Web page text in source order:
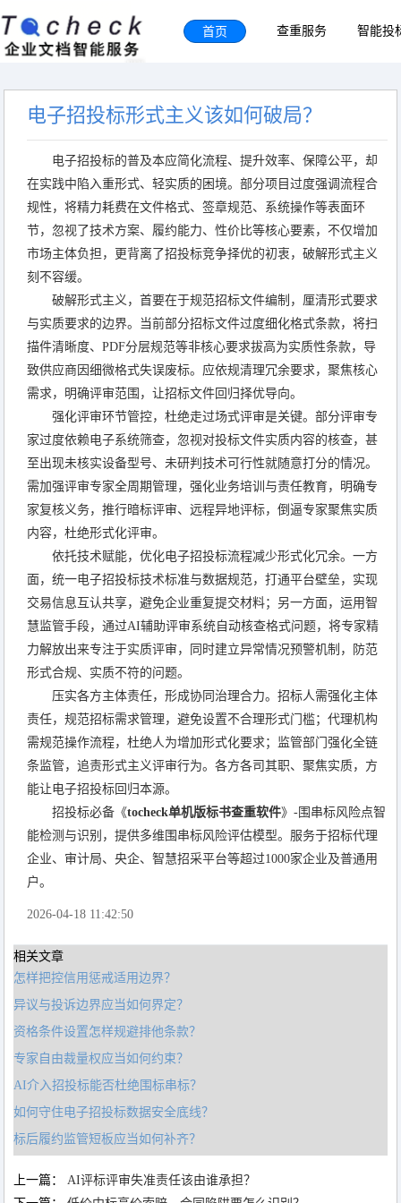
首页 查重服务 智能投
电子招投标形式主义该如何破局？
电子招投标的普及本应简化流程、提升效率、保障公平，却
在实践中陷入重形式、轻实质的困境。部分项目过度强调流程合
规性，将精力耗费在文件格式、签章规范、系统操作等表面环
节，忽视了技术方案、履约能力、性价比等核心要素，不仅增加
市场主体负担，更背离了招投标竞争择优的初衷，破解形式主义
刻不容缓。
破解形式主义，首要在于规范招标文件编制，厘清形式要求
与实质要求的边界。当前部分招标文件过度细化格式条款，将扫
描件清晰度、PDF分层规范等非核心要求拔高为实质性条款，导
致供应商因细微格式失误废标。应依规清理冗余要求，聚焦核心
需求，明确评审范围，让招标文件回归择优导向。
强化评审环节管控，杜绝走过场式评审是关键。部分评审专
家过度依赖电子系统筛查，忽视对投标文件实质内容的核查，甚
至出现未核实设备型号、未研判技术可行性就随意打分的情况。
需加强评审专家全周期管理，强化业务培训与责任教育，明确专
家复核义务，推行暗标评审、远程异地评标，倒逼专家聚焦实质
内容，杜绝形式化评审。
依托技术赋能，优化电子招投标流程减少形式化冗余。一方
面，统一电子招投标技术标准与数据规范，打通平台壁垒，实现
交易信息互认共享，避免企业重复提交材料；另一方面，运用智
慧监管手段，通过AI辅助评审系统自动核查格式问题，将专家精
力解放出来专注于实质评审，同时建立异常情况预警机制，防范
形式合规、实质不符的问题。
压实各方主体责任，形成协同治理合力。招标人需强化主体
责任，规范招标需求管理，避免设置不合理形式门槛；代理机构
需规范操作流程，杜绝人为增加形式化要求；监管部门强化全链
条监管，追责形式主义评审行为。各方各司其职、聚焦实质，方
能让电子招投标回归本源。
招投标必备《tocheck单机版标书查重软件》-围串标风险点智
能检测与识别，提供多维围串标风险评估模型。服务于招标代理
企业、审计局、央企、智慧招采平台等超过1000家企业及普通用
户。
2026-04-18 11:42:50
相关文章
怎样把控信用惩戒适用边界？
异议与投诉边界应当如何界定？
资格条件设置怎样规避排他条款？
专家自由裁量权应当如何约束？
AI介入招投标能否杜绝围标串标？
如何守住电子招投标数据安全底线？
标后履约监管短板应当如何补齐？
上一篇：AI评标评审失准责任该由谁承担？